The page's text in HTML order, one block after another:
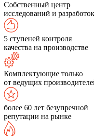
Собственный центр
исследований и разработок
5 ступеней контроля
качества на производстве
Комплектующие только
от ведущих
более 60 лет безупречной
репутации на рынке